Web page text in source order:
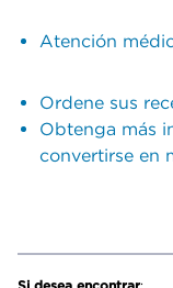
Atención
Ordene sus
Obtenga más
convertirse en